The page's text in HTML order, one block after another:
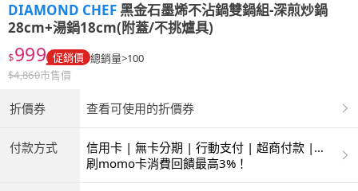
DIAMOND CHEF 黑金石墨烯不沾鍋雙鍋組-深煎炒鍋
28cm+湯鍋18cm(附蓋/不挑爐具)
$999 促銷價 總銷量>100
$4,860市售價
折價券 查看可使用的折價券
付款方式
信用卡 | 無卡分期 | 行動支付 | 超商付款 |
ATM | 銀聯卡
刷momo卡消費回饋最高3%！